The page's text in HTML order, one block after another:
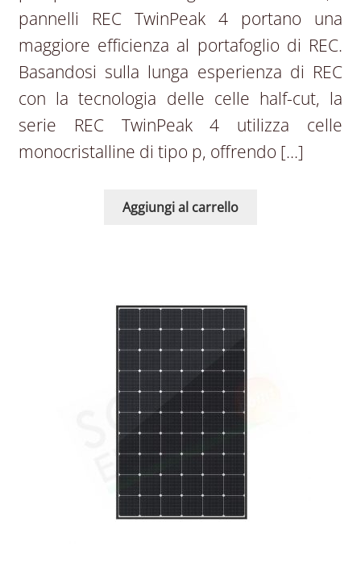
pannelli REC TwinPeak 4 portano una
maggiore efficienza al portafoglio di REC.
Basandosi sulla lunga esperienza di REC
con la tecnologia delle celle half-cut, la
serie REC TwinPeak 4 utilizza celle
monocristalline di tipo p, offrendo […]
Aggiungi al carrello